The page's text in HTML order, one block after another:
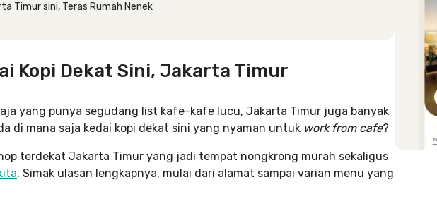
Timur sini, Teras Rumah Nenek
Kopi Dekat Sini, Jakarta Timur
yang punya segudang list kafe-kafe lucu, Jakarta Timur juga banyak
di mana saja kedai kopi dekat sini yang nyaman untuk work from cafe?
terdekat Jakarta Timur yang jadi tempat nongkrong murah sekaligus
. Simak ulasan lengkapnya, mulai dari alamat sampai varian menu yang